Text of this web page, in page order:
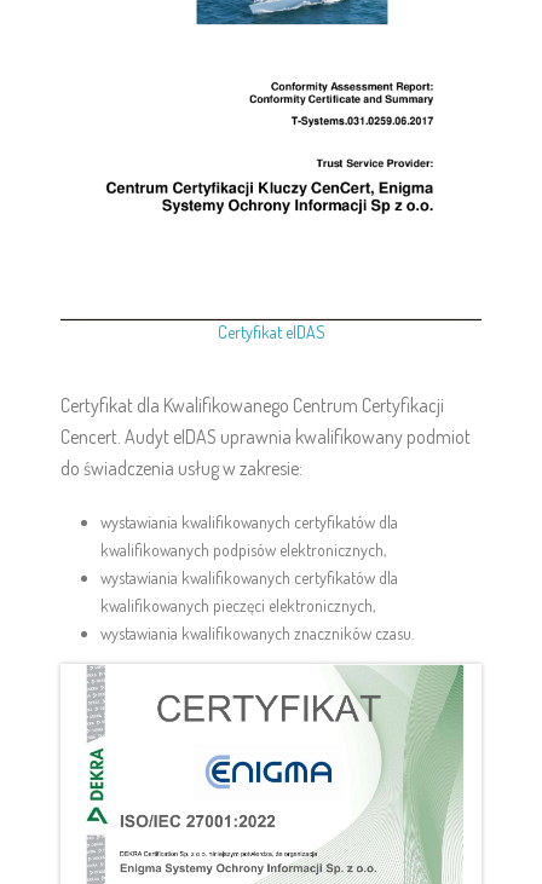
Certyfikat eIDAS
Certyfikat dla Kwalifikowanego Centrum Certyfikacji
Cencert. Audyt eIDAS uprawnia kwalifikowany podmiot
do świadczenia usług w zakresie:
wystawiania kwalifikowanych certyfikatów dla
kwalifikowanych podpisów elektronicznych,
wystawiania kwalifikowanych certyfikatów dla
kwalifikowanych pieczęci elektronicznych,
wystawiania kwalifikowanych znaczników czasu.